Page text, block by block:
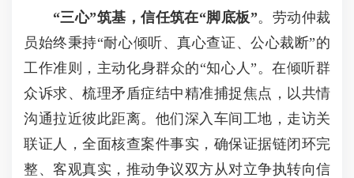
“三心”筑基，信任筑在“脚底板”。劳动仲裁
员始终秉持“耐心倾听、真心查证、公心裁断”的
工作准则，主动化身群众的“知心人”。在倾听群
众诉求、梳理矛盾症结中精准捕捉焦点，以共情
沟通拉近彼此距离。他们深入车间工地，走访关
联证人，全面核查案件事实，确保证据链闭环完
整、客观真实，推动争议双方从对立争执转向信